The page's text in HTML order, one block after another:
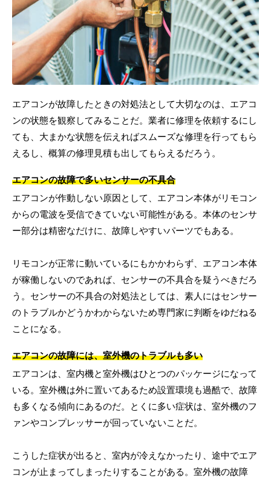
エアコンが故障したときの対処法として大切なのは、エアコ
ンの状態を観察してみることだ。業者に修理を依頼するにし
ても、大まかな状態を伝えればスムーズな修理を行ってもら
えるし、概算の修理見積も出してもらえるだろう。
エアコンの故障で多いセンサーの不具合
エアコンが作動しない原因として、エアコン本体がリモコン
からの電波を受信できていない可能性がある。本体のセンサ
ー部分は精密なだけに、故障しやすいパーツでもある。
リモコンが正常に動いているにもかかわらず、エアコン本体
が稼働しないのであれば、センサーの不具合を疑うべきだろ
う。センサーの不具合の対処法としては、素人にはセンサー
のトラブルかどうかわからないため専門家に判断をゆだねる
ことになる。
エアコンの故障には、室外機のトラブルも多い
エアコンは、室内機と室外機はひとつのパッケージになって
いる。室外機は外に置いてあるため設置環境も過酷で、故障
も多くなる傾向にあるのだ。とくに多い症状は、室外機のフ
ァンやコンプレッサーが回っていないことだ。
こうした症状が出ると、室内が冷えなかったり、途中でエア
コンが止まってしまったりすることがある。室外機の故障